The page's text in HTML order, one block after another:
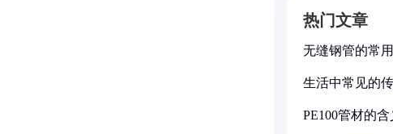
热门文章
无缝钢管的常
生活中常见的
PE100管材的